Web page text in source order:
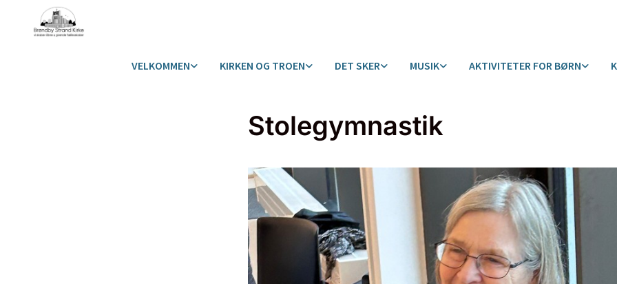
VELKOMMEN KIRKEN OG TROEN DET SKER MUSIK AKTIVITETER FOR BØRN
Stolegymnastik